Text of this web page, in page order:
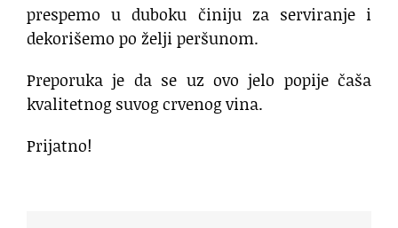
prespemo u duboku činiju za serviranje i
dekorišemo po želji peršunom.
Preporuka je da se uz ovo jelo popije čaša
kvalitetnog suvog crvenog vina.
Prijatno!